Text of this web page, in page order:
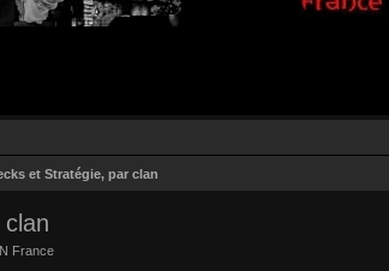
et Stratégie, par clan
France